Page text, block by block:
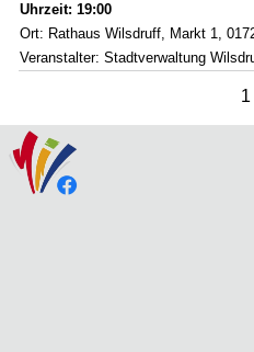
Uhrzeit: 19:00
Ort: Rathaus Wilsdruff, Markt 1,
Veranstalter: Stadtverwaltung
1